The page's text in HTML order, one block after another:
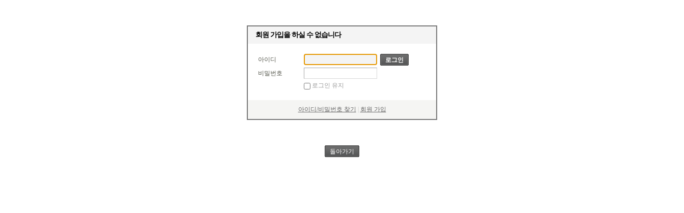
회원 가입을 하실 수 없습니다
아이디
비밀번호
로그인 유지
아이디/비밀번호 찾기 회원 가입
돌아가기